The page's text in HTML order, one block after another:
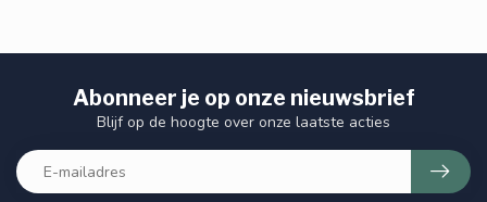
Abonneer je op onze nieuwsbrief
Blijf op de hoogte over onze laatste acties